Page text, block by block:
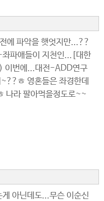
에 파악을 햇엇지만...??
파애들이 지천인...[대한
이번에...대전-ADD연구
ㅎ 영혼들은 좌경한데
라 팔아먹을정도로~~
아닌데도...무슨 이순신